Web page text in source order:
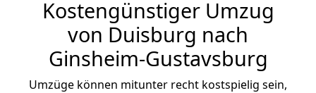
Kostengünstiger Umzug
von Duisburg nach
Ginsheim-Gustavsburg
Umzüge können mitunter recht kostspielig sein,